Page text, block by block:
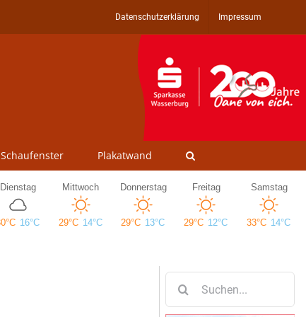
Datenschutzerklärung Impressum
Schaufenster Plakatwand
nach: